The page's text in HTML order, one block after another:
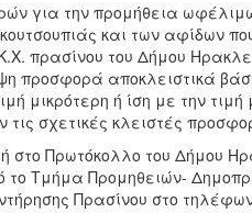
για την προμήθεια
και των αφίδων
πρασίνου του Δήμου
προσφορά αποκλειστικά
μικρότερη ή ίση με την τιμή
σχετικές κλειστές
στο Πρωτόκολλο του Δήμου
το Τμήμα Προμηθειών-
Πρασίνου στο